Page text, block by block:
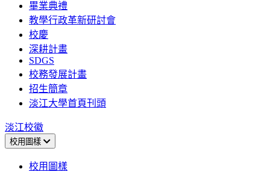
畢業典禮
教學行政革新研討會
校慶
深耕計畫
SDGS
校務發展計畫
招生簡章
淡江大學首頁刊頭
淡江校徽
校用圖樣
校用圖樣